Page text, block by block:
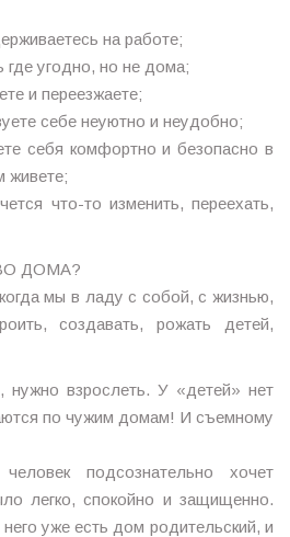
на работе;
угодно, но не дома;
и переезжаете;
себе неуютно и неудобно;
себя комфортно и безопасно в
живете;
что-то изменить, переехать,
ДОМА?
мы в ладу с собой, с жизнью,
создавать, рожать детей,
взрослеть. У «детей» нет
по чужим домам! И съемному
подсознательно хочет
легко, спокойно и защищенно.
уже есть дом родительский, и